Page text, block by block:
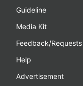
Guideline
Media Kit
Feedback/Requests
Help
Advertisement